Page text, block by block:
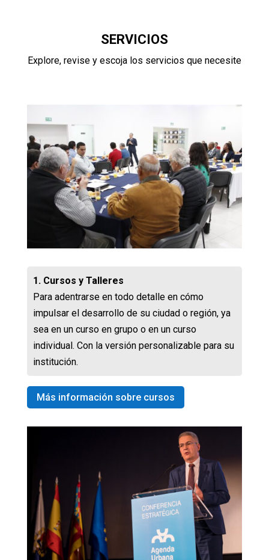
SERVICIOS
Explore, revise y escoja los servicios que necesite
1. Cursos y Talleres
Para adentrarse en todo detalle en cómo
impulsar el desarrollo de su ciudad o región, ya
sea en un curso en grupo o en un curso
individual. Con la versión personalizable para su
institución.
Más información sobre cursos